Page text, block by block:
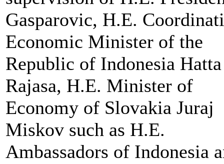
Gasparovic, H.E.
Economic Minister of the
Republic of Indonesia Hatta
Rajasa, H.E. Minister of
Economy of Slovakia Juraj
Miskov such as H.E.
Ambassadors of Indonesia